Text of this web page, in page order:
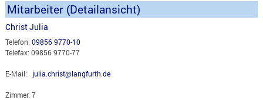
Mitarbeiter (Detailansicht)
Christ Julia
Telefon: 09856 9770-10
Telefax: 09856 9770-77
E-Mail: julia.christ@langfurth.de
Zimmer: 7